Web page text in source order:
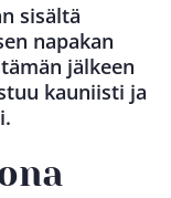
sisältä
napakan
jälkeen
kauniisti ja